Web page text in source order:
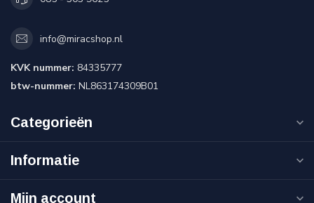
info@miracshop.nl
KVK nummer: 84335777
btw-nummer: NL863174309B01
Categorieën
Informatie
Mijn account